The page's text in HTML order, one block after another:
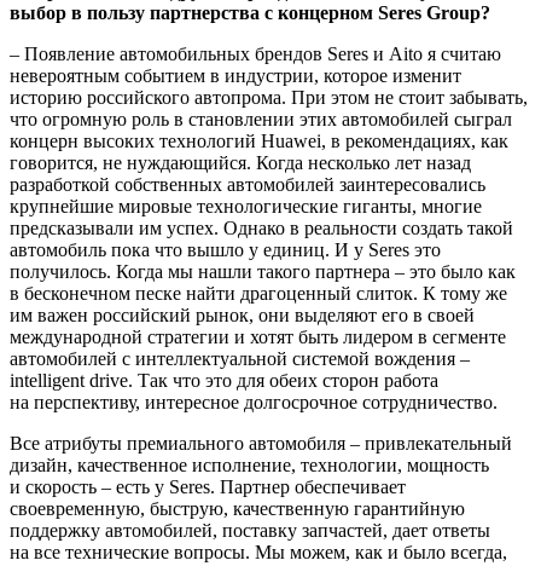
выбор в пользу партнерства с концерном Seres Group?
– Появление автомобильных брендов Seres и Aito я считаю
невероятным событием в индустрии, которое изменит
историю российского автопрома. При этом не стоит забывать,
что огромную роль в становлении этих автомобилей сыграл
концерн высоких технологий Huawei, в рекомендациях, как
говорится, не нуждающийся. Когда несколько лет назад
разработкой собственных автомобилей заинтересовались
крупнейшие мировые технологические гиганты, многие
предсказывали им успех. Однако в реальности создать такой
автомобиль пока что вышло у единиц. И у Seres это
получилось. Когда мы нашли такого партнера – это было как
в бесконечном песке найти драгоценный слиток. К тому же
им важен российский рынок, они выделяют его в своей
международной стратегии и хотят быть лидером в сегменте
автомобилей с интеллектуальной системой вождения –
intelligent drive. Так что это для обеих сторон работа
на перспективу, интересное долгосрочное сотрудничество.
Все атрибуты премиального автомобиля – привлекательный
дизайн, качественное исполнение, технологии, мощность
и скорость – есть у Seres. Партнер обеспечивает
своевременную, быструю, качественную гарантийную
поддержку автомобилей, поставку запчастей, дает ответы
на все технические вопросы. Мы можем, как и было всегда,